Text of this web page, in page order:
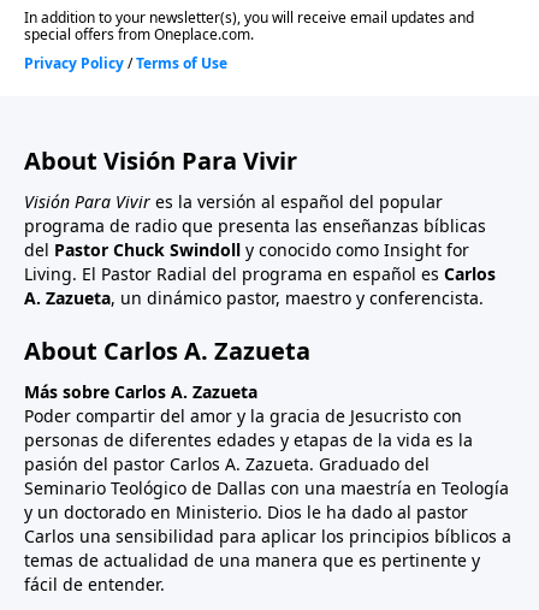
About Visión Para Vivir
Visión Para Vivir es la versión al español del popular
programa de radio que presenta las enseñanzas bíblicas
del Pastor Chuck Swindoll y conocido como Insight for
Living. El Pastor Radial del programa en español es Carlos
A. Zazueta, un dinámico pastor, maestro y conferencista.
About Carlos A. Zazueta
Más sobre Carlos A. Zazueta
Poder compartir del amor y la gracia de Jesucristo con
personas de diferentes edades y etapas de la vida es la
pasión del pastor Carlos A. Zazueta. Graduado del
Seminario Teológico de Dallas con una maestría en Teología
y un doctorado en Ministerio. Dios le ha dado al pastor
Carlos una sensibilidad para aplicar los principios bíblicos a
temas de actualidad de una manera que es pertinente y
fácil de entender.